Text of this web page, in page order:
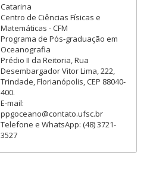
Catarina
Centro de Ciências Físicas e
Matemáticas - CFM
Programa de Pós-graduação em
Oceanografia
Prédio II da Reitoria, Rua
Desembargador Vitor Lima, 222,
Trindade, Florianópolis, CEP 88040-
400.
E-mail:
ppgoceano@contato.ufsc.br
Telefone e WhatsApp: (48) 3721-
3527